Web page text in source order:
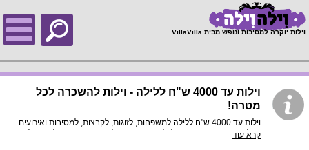
וילות יוקרה למסיבות ונופש מבית VillaVilla
וילות עד 4000 ש"ח ללילה - וילות להשכרה לכל
מטרה!
וילות עד 4000 ש"ח ללילה למשפחות, לזוגות, לקבצות, למסיבות ואירועים
מכל סוג: תחגגו יום גיבוש לכל המשפחה או לצוות העובדים שלכם בוילה,
קרא עוד